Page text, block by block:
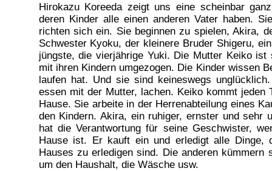
Hirokazu Koreeda zeigt uns eine scheinbar
deren Kinder alle einen anderen Vater haben.
richten sich ein. Sie beginnen zu spielen, Akira,
Schwester Kyoku, der kleinere Bruder Shigeru,
jüngste, die vierjährige Yuki. Die Mutter Keiko ist
mit ihren Kindern umgezogen. Die Kinder wissen
laufen hat. Und sie sind keineswegs
essen mit der Mutter, lachen. Keiko kommt jeden
Hause. Sie arbeite in der Herrenabteilung eines
den Kindern. Akira, ein ruhiger, ernster und sehr
hat die Verantwortung für seine Geschwister,
Hause ist. Er kauft ein und erledigt alle Dinge,
Hauses zu erledigen sind. Die anderen kümmern
um den Haushalt, die Wäsche usw.